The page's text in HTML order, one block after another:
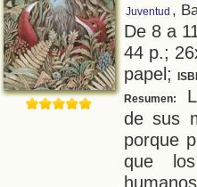
Juventud ,
De 8 a
44 p.;
papel;
Resumen:
de sus
porque
que